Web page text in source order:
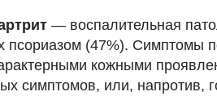
— воспалительная
(47%). Симптомы
кожными
симптомов, или, напротив,